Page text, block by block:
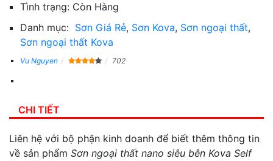
Tình trạng: Còn Hàng
Danh mục: Sơn Giá Rẻ, Sơn Kova, Sơn ngoại thất,
Sơn ngoại thất Kova
Vu Nguyen 702
CHI TIẾT
Liên hệ với bộ phận kinh doanh để biết thêm thông tin
về sản phẩm Sơn ngoại thất nano siêu bên Kova Self